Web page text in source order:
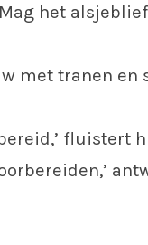
het
met tranen en
fluistert